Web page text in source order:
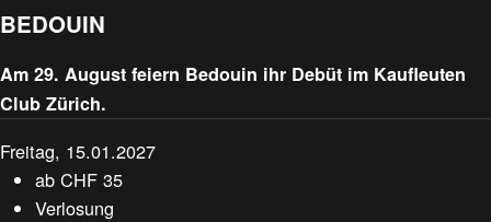
BEDOUIN
Am 29. August feiern Bedouin ihr Debüt im Kaufleuten
Club Zürich.
Freitag, 15.01.2027
abCHF 35
Verlosung